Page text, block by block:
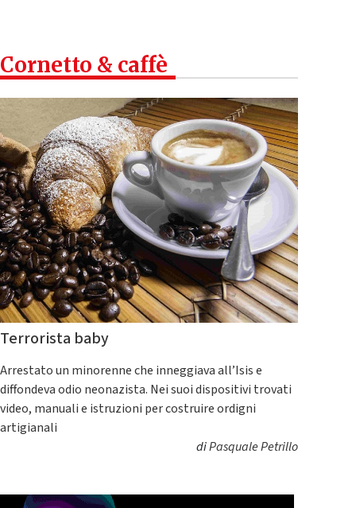
Cornetto & caffè
Terrorista baby
Arrestato un minorenne che inneggiava all’Isis e
diffondeva odio neonazista. Nei suoi dispositivi trovati
video, manuali e istruzioni per costruire ordigni
artigianali
diPasquale Petrillo